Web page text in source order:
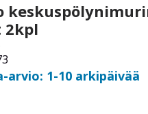
2kpl
arvio: 1-10 arkipäivää